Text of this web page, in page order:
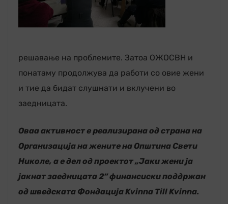
решавање на проблемите. Затоа ОЖОСВН и
понатаму продолжува да работи со овие жени
и тие да бидат слушнати и вклучени во
заедницата.
Оваа активност е реализирана од страна на
Организација на жените на Општина Свети
Николе, а е дел од проектот „Јаки жени ја
јакнат заедницата 2“ финансиски поддржан
од шведската Фондација Kvinna Till Kvinna.